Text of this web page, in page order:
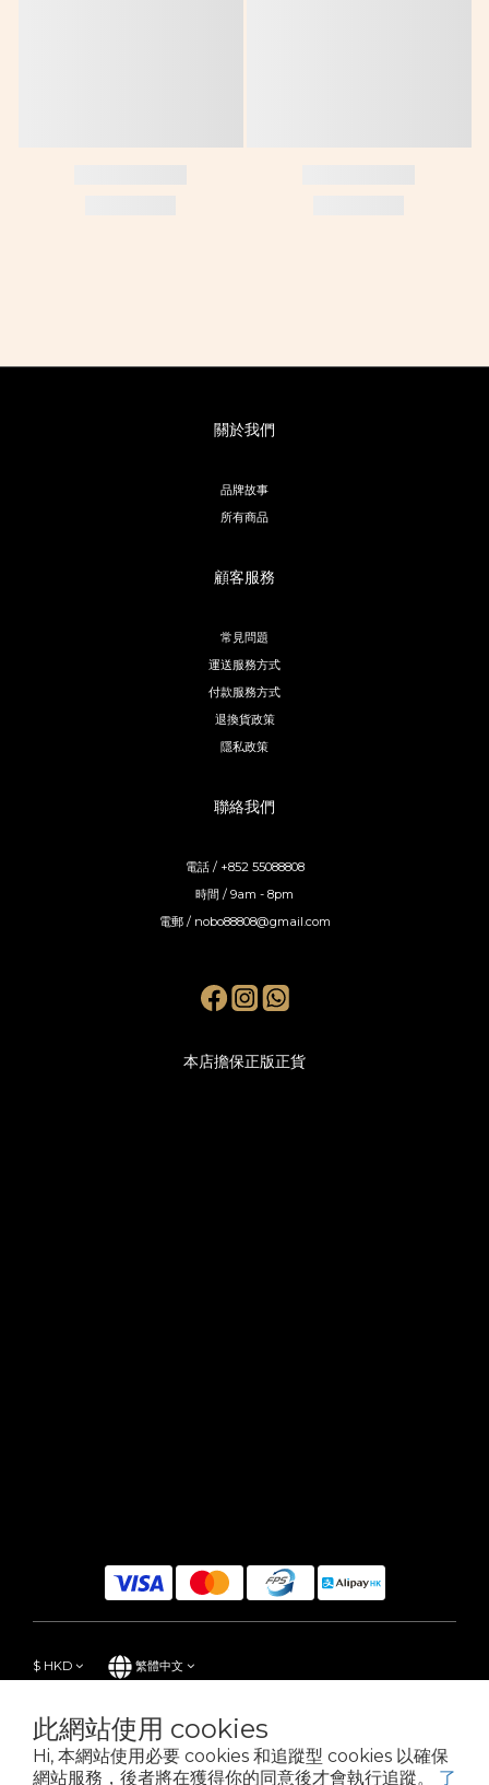
此網站使用 cookies
Hi, 本網站使用必要 cookies 和追蹤型 cookies 以確保
網站服務，後者將在獲得你的同意後才會執行追蹤。 了
關於我們
品牌故事
所有商品
顧客服務
常見問題
運送服務方式
付款服務方式
退換貨政策
隱私政策
聯絡我們
電話 / +852 55088808
時間 / 9am - 8pm
電郵 / nobo88808@gmail.com
本店擔保正版正貨
$ HKD 繁體中文
Powered by SHOPLINE